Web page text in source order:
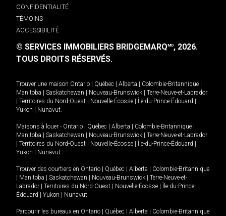
CONFIDENTIALITÉ
TÉMOINS
ACCESSIBILITÉ
© SERVICES IMMOBILIERS BRIDGEMARQMD, 2026.
TOUS DROITS RÉSERVÉS.
Trouver une maison Ontario Québec Alberta Colombie-Britannique
Manitoba
Saskatchewan Nouveau-Brunswick
Terre-Neuve-et-Labrador
Territoires du Nord-Ouest Nouvelle-Écosse Île-du-Prince-Édouard
Yukon
Nunavut.
Maisons à louer - Ontario Québec Alberta Colombie-Britannique
Manitoba
Saskatchewan Nouveau-Brunswick
Terre-Neuve-et-Labrador
Territoires du Nord-Ouest Nouvelle-Écosse Île-du-Prince-Édouard
Yukon
Nunavut.
Trouver des courtiers en Ontario Québec Alberta
Colombie-Britannique
Manitoba Saskatchewan Nouveau-Brunswick
Terre-Neuve-et-
Labrador
Territoires du Nord-Ouest Nouvelle-Écosse
Île-du-Prince-
Édouard
Yukon Nunavut
Parcourir les bureaux en Ontario Québec Alberta
Colombie-Britannique